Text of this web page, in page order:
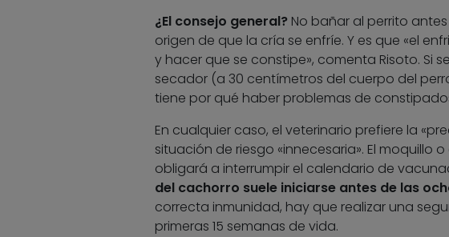
¿El consejo general? No bañar al perrito
origen de que la cría se enfríe. Y es que «el
y hacer que se constipe», comenta Risoto. Si
secador (a 30 centímetros del cuerpo del
tiene por qué haber problemas de
En cualquier caso, el veterinario prefiere la
situación de riesgo «innecesaria». El
obligará a interrumpir el calendario de
del cachorro suele iniciarse antes de las
correcta inmunidad, hay que realizar una
primeras 15 semanas de vida.